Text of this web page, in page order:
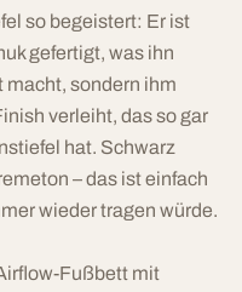
so begeistert: Er ist
gefertigt, was ihn
sondern ihm
verleiht, das so gar
hat. Schwarz
– das ist einfach
wieder tragen würde.
Fußbett mit